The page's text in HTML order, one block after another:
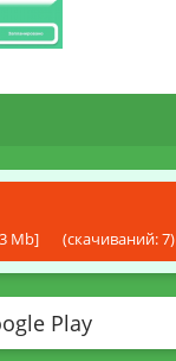
Mb] (cкачиваний: 7)
Play